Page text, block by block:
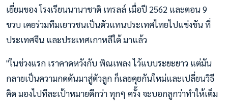
เยี่ยมของ โรงเรียนนานาชาติ เทรลล์ เมื่อปี 2562 และตอน 9
ขวบ เคยร่วมทีมเยาวชนเป็นตัวแทนประเทศไทยไปแข่งขัน ที่
ประเทศจีน และประเทศเกาหลีใต้ มาแล้ว
"ในช่วงแรก เราคาดหวังกับ พิณเพลง ไว้แบบระยะยาว แต่มัน
กลายเป็นความกดดันมาสู่ตัวลูก ก็เลยคุยกันใหม่และเปลี่ยนวิธี
คิด มองไปทีละเป้าหมายดีกว่า ทุกๆ ครั้ง จะบอกลูกว่าทำให้เต็ม